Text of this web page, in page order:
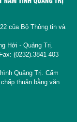
của Bộ Thông tin và
Hới - Quảng Trị.
(0232).3841 403
Quảng Trị. Cấm
thuận bằng văn